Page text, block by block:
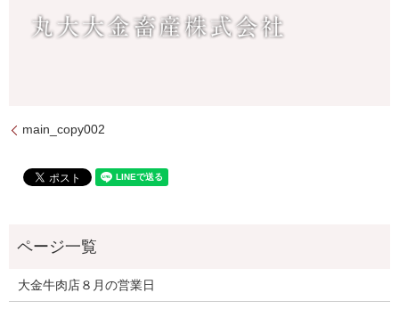
main_copy002
大金牛肉店８月の営業日